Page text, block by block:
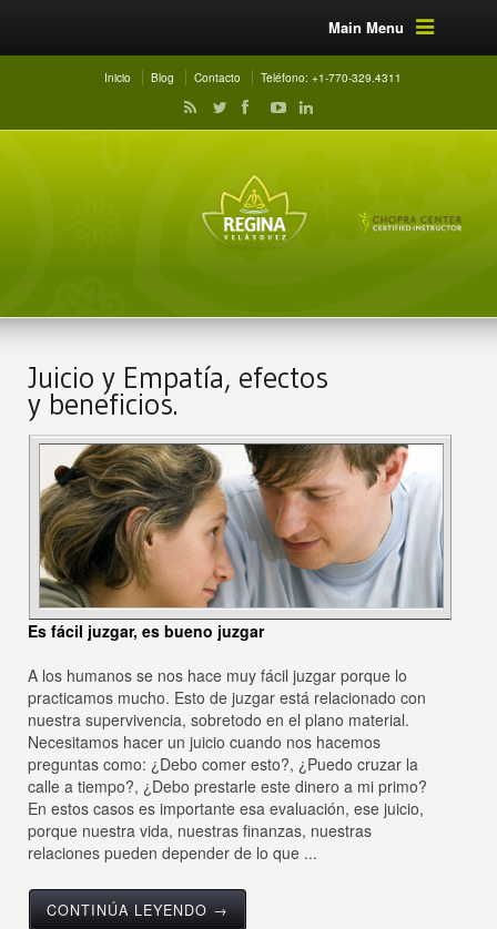
Main Menu
Inicio Blog Contacto Teléfono: +1-770-329.4311
Juicio y Empatía, efectos
y beneficios.
Es fácil juzgar, es bueno juzgar
A los humanos se nos hace muy fácil juzgar porque lo
practicamos mucho. Esto de juzgar está relacionado con
nuestra supervivencia, sobretodo en el plano material.
Necesitamos hacer un juicio cuando nos hacemos
preguntas como: ¿Debo comer esto?, ¿Puedo cruzar la
calle a tiempo?, ¿Debo prestarle este dinero a mi primo?
En estos casos es importante esa evaluación, ese juicio,
porque nuestra vida, nuestras finanzas, nuestras
relaciones pueden depender de lo que ...
CONTINÚA LEYENDO →